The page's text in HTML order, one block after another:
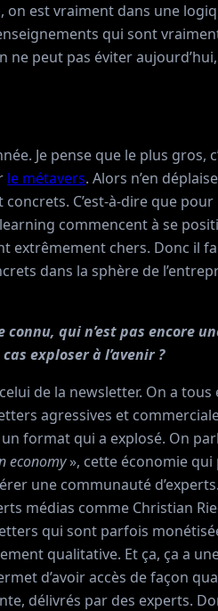
on est vraiment dans une
qui sont
ne peut pas éviter
Je pense que le plus gros,
le métavers. Alors n’en
C’est-à-dire que pour
commencent à se
extrêmement chers. Donc il
dans la sphère de
qui n’est pas encore
exploser à l’avenir ?
de la newsletter. On a
agressives et
un format qui a explosé. On
economy», cette économie qui
une communauté
médias comme Christian
qui sont parfois
qualitative. Et ça, ça a
d’avoir accès de façon
délivrés par des experts.